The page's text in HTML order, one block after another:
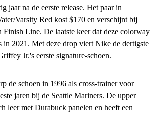
jaar na de eerste release. Het paar in
Varsity Red kost $170 en verschijnt bij
Line. De laatste keer dat deze colorway
in 2021. Met deze drop viert Nike de dertigste
Jr.'s eerste signature-schoen.
de schoen in 1996 als cross-trainer voor
jaren bij de Seattle Mariners. De upper
leer met Durabuck panelen en heeft een